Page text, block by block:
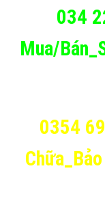
034
Mua/
0354